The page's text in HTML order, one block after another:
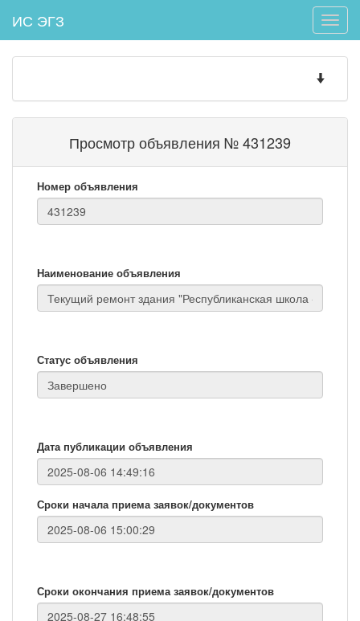
Toggle
ИС ЭГЗ
Toggle
Просмотр объявления № 431239
Номер объявления
Наименование объявления
Статус объявления
Дата публикации объявления
Сроки начала приема заявок/документов
Сроки окончания приема заявок/документов